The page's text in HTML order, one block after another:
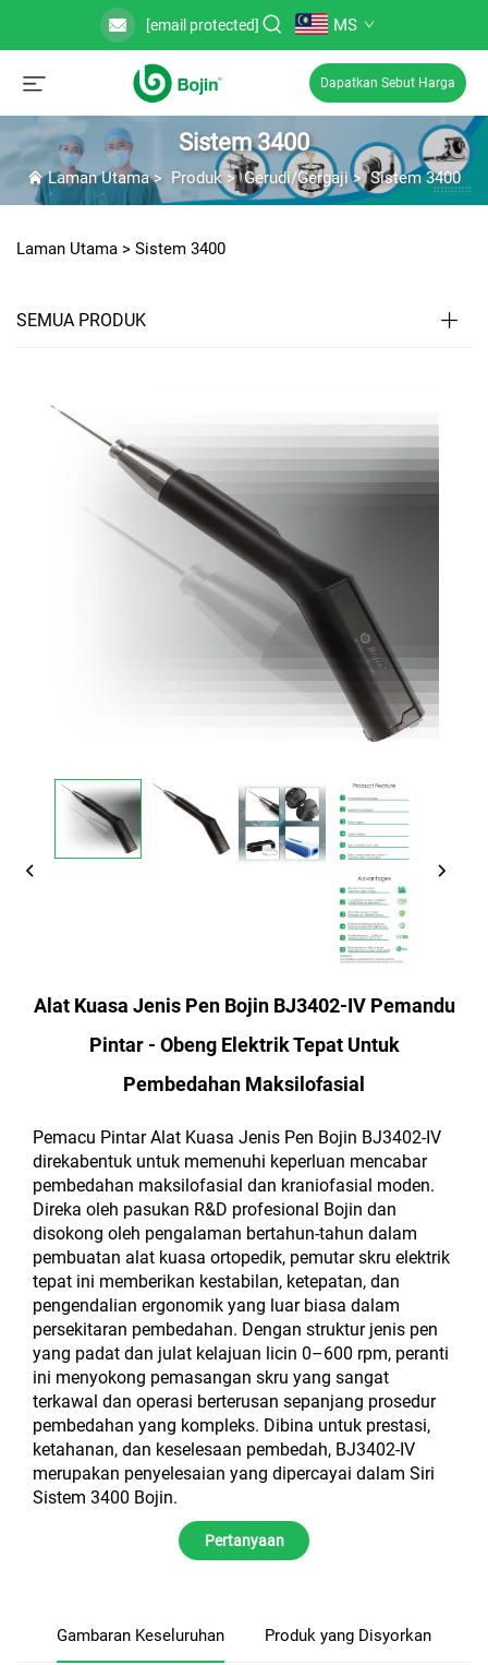
[email protected] MS
Dapatkan Sebut Harga
Sistem 3400
Laman Utama> Produk >Gerudi/Gergaji>Sistem 3400
Laman Utama > Sistem 3400
SEMUA PRODUK
Alat Kuasa Jenis Pen Bojin BJ3402-IV Pemandu
Pintar - Obeng Elektrik Tepat Untuk
Pembedahan Maksilofasial
Pemacu Pintar Alat Kuasa Jenis Pen Bojin BJ3402-IV
direkabentuk untuk memenuhi keperluan mencabar
pembedahan maksilofasial dan kraniofasial moden.
Direka oleh pasukan R&D profesional Bojin dan
disokong oleh pengalaman bertahun-tahun dalam
pembuatan alat kuasa ortopedik, pemutar skru elektrik
tepat ini memberikan kestabilan, ketepatan, dan
pengendalian ergonomik yang luar biasa dalam
persekitaran pembedahan. Dengan struktur jenis pen
yang padat dan julat kelajuan licin 0–600 rpm, peranti
ini menyokong pemasangan skru yang sangat
terkawal dan operasi berterusan sepanjang prosedur
pembedahan yang kompleks. Dibina untuk prestasi,
ketahanan, dan keselesaan pembedah, BJ3402-IV
merupakan penyelesaian yang dipercayai dalam Siri
Sistem 3400 Bojin.
Pertanyaan
Gambaran Keseluruhan Produk yang Disyorkan